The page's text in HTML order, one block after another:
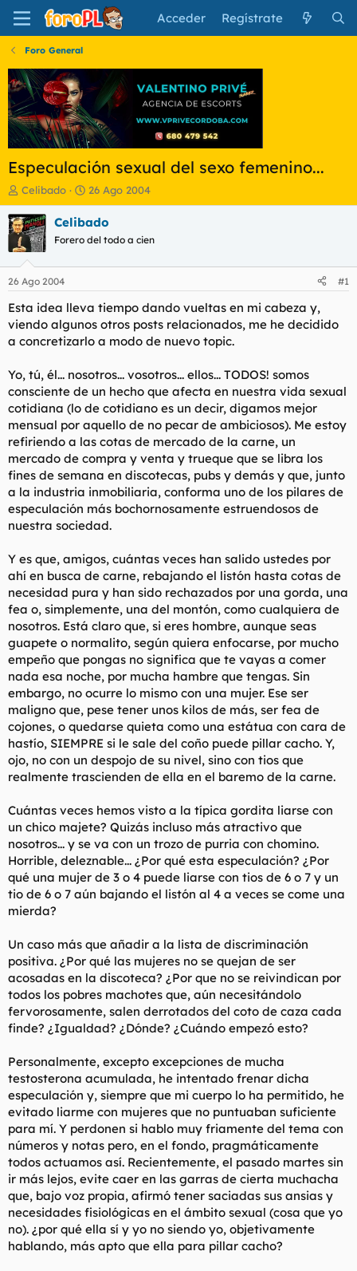
Acceder Regístrate
Foro General
Especulación sexual del sexo femenino...
I
n
i
c
i
a
d
o
r
e
l
e
m
a
Celibado
F
e
c
a
i
n
c
i
26 Ago 2004
Celibado
Forero del todo a cien
26 Ago 2004 #1
Esta idea lleva tiempo dando vueltas en mi cabeza y,
viendo algunos otros posts relacionados, me he decidido
a concretizarlo a modo de nuevo topic.
Yo, tú, él... nosotros... vosotros... ellos... TODOS! somos
consciente de un hecho que afecta en nuestra vida sexual
cotidiana (lo de cotidiano es un decir, digamos mejor
mensual por aquello de no pecar de ambiciosos). Me estoy
refiriendo a las cotas de mercado de la carne, un
mercado de compra y venta y trueque que se libra los
fines de semana en discotecas, pubs y demás y que, junto
a la industria inmobiliaria, conforma uno de los pilares de
especulación más bochornosamente estruendosos de
nuestra sociedad.
Y es que, amigos, cuántas veces han salido ustedes por
ahí en busca de carne, rebajando el listón hasta cotas de
necesidad pura y han sido rechazados por una gorda, una
fea o, simplemente, una del montón, como cualquiera de
nosotros. Está claro que, si eres hombre, aunque seas
guapete o normalito, según quiera enfocarse, por mucho
empeño que pongas no significa que te vayas a comer
nada esa noche, por mucha hambre que tengas. Sin
embargo, no ocurre lo mismo con una mujer. Ese ser
maligno que, pese tener unos kilos de más, ser fea de
cojones, o quedarse quieta como una estátua con cara de
hastío, SIEMPRE si le sale del coño puede pillar cacho. Y,
ojo, no con un despojo de su nivel, sino con tios que
realmente trascienden de ella en el baremo de la carne.
Cuántas veces hemos visto a la típica gordita liarse con
un chico majete? Quizás incluso más atractivo que
nosotros... y se va con un trozo de purria con chomino.
Horrible, deleznable... ¿Por qué esta especulación? ¿Por
qué una mujer de 3 o 4 puede liarse con tios de 6 o 7 y un
tio de 6 o 7 aún bajando el listón al 4 a veces se come una
mierda?
Un caso más que añadir a la lista de discriminación
positiva. ¿Por qué las mujeres no se quejan de ser
acosadas en la discoteca? ¿Por que no se reivindican por
todos los pobres machotes que, aún necesitándolo
fervorosamente, salen derrotados del coto de caza cada
finde? ¿Igualdad? ¿Dónde? ¿Cuándo empezó esto?
Personalmente, excepto excepciones de mucha
testosterona acumulada, he intentado frenar dicha
especulación y, siempre que mi cuerpo lo ha permitido, he
evitado liarme con mujeres que no puntuaban suficiente
para mí. Y perdonen si hablo muy friamente del tema con
números y notas pero, en el fondo, pragmáticamente
todos actuamos así. Recientemente, el pasado martes sin
ir más lejos, evite caer en las garras de cierta muchacha
que, bajo voz propia, afirmó tener saciadas sus ansias y
necesidades fisiológicas en el ámbito sexual (cosa que yo
no). ¿por qué ella sí y yo no siendo yo, objetivamente
hablando, más apto que ella para pillar cacho?